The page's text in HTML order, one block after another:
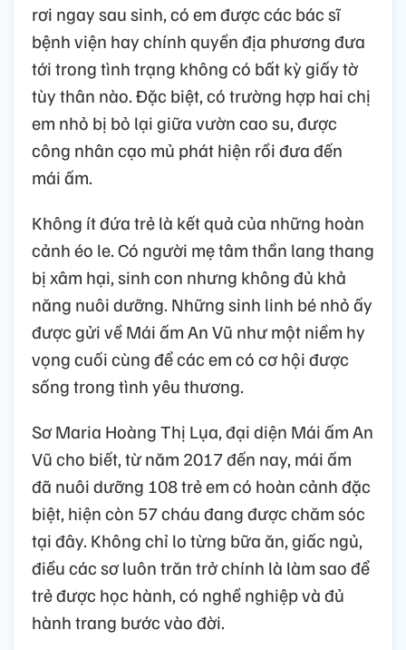
rơi ngay sau sinh, có em được các bác sĩ
bệnh viện hay chính quyền địa phương đưa
tới trong tình trạng không có bất kỳ giấy tờ
tùy thân nào. Đặc biệt, có trường hợp hai chị
em nhỏ bị bỏ lại giữa vườn cao su, được
công nhân cạo mủ phát hiện rồi đưa đến
mái ấm.
Không ít đứa trẻ là kết quả của những hoàn
cảnh éo le. Có người mẹ tâm thần lang thang
bị xâm hại, sinh con nhưng không đủ khả
năng nuôi dưỡng. Những sinh linh bé nhỏ ấy
được gửi về Mái ấm An Vũ như một niềm hy
vọng cuối cùng để các em có cơ hội được
sống trong tình yêu thương.
Sơ Maria Hoàng Thị Lụa, đại diện Mái ấm An
Vũ cho biết, từ năm 2017 đến nay, mái ấm
đã nuôi dưỡng 108 trẻ em có hoàn cảnh đặc
biệt, hiện còn 57 cháu đang được chăm sóc
tại đây. Không chỉ lo từng bữa ăn, giấc ngủ,
điều các sơ luôn trăn trở chính là làm sao để
trẻ được học hành, có nghề nghiệp và đủ
hành trang bước vào đời.